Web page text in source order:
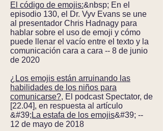
El código de emojis:&nbsp; En el
episodio 130, el Dr. Vyv Evans se une
al presentador Chris Hadnagy para
hablar sobre el uso de emoji y cómo
puede llenar el vacío entre el texto y la
comunicación cara a cara -- 8 de junio
de 2020
¿Los emojis están arruinando las
habilidades de los niños para
comunicarse?, El podcast Spectator, de
[22.04], en respuesta al artículo
&#39; La estafa de los emojis&#39; --
12 de mayo de 2018